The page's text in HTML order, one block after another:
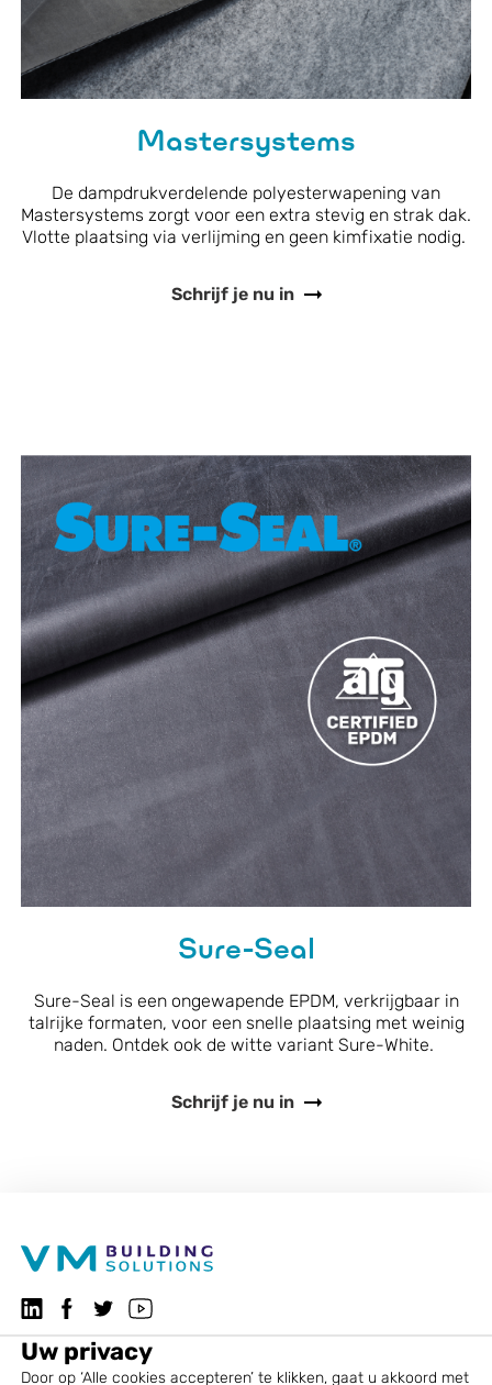
Mastersystems
De dampdrukverdelende polyesterwapening van
Mastersystems zorgt voor een extra stevig en strak dak.
Vlotte plaatsing via verlijming en geen kimfixatie nodig.
Schrijf je nu in
Sure-Seal
Sure-Seal is een ongewapende EPDM, verkrijgbaar in
talrijke formaten, voor een snelle plaatsing met weinig
naden. Ontdek ook de witte variant Sure-White.
Schrijf je nu in
VMBSO.general.social.linkedin.follow
Volg ons op Facebook
VMBSO.general.social.twitter.follow
Bezoek ons YouTube-kanaal
Uw privacy
Door op ‘Alle cookies accepteren’ te klikken, gaat u akkoord met